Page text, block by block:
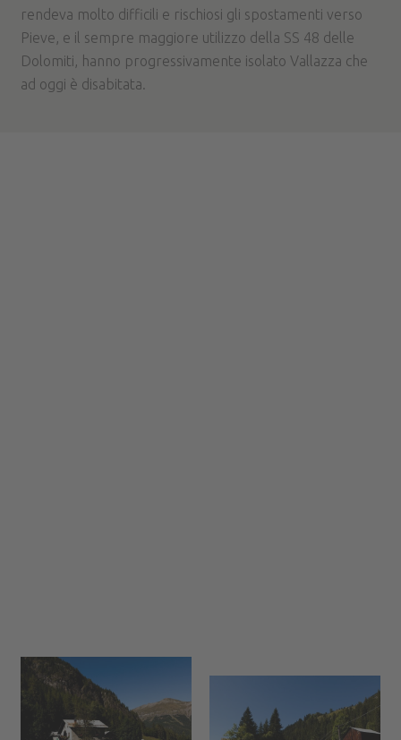
rendeva molto difficili e rischiosi gli spostamenti verso
Pieve, e il sempre maggiore utilizzo della SS 48 delle
Dolomiti, hanno progressivamente isolato Vallazza che
ad oggi è disabitata.